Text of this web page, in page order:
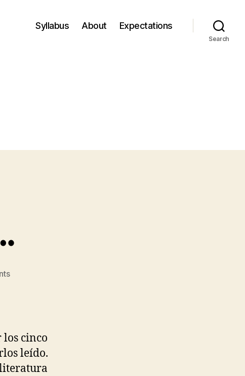
Syllabus About Expectations
Search
on
cinco
leído.